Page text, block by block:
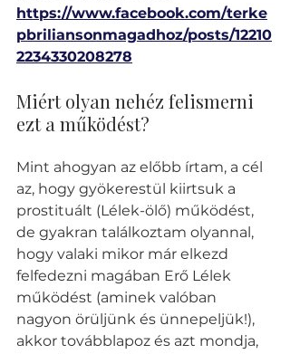
https://www.facebook.com/terke
pbriliansonmagadhoz/posts/12210
2234330208278
Miért olyan nehéz felismerni
ezt a működést?
Mint ahogyan az előbb írtam, a cél
az, hogy gyökerestül kiirtsuk a
prostituált (Lélek-ölő) működést,
de gyakran találkoztam olyannal,
hogy valaki mikor már elkezd
felfedezni magában Erő Lélek
működést (aminek valóban
nagyon örüljünk és ünnepeljük!),
akkor továbblapoz és azt mondja,